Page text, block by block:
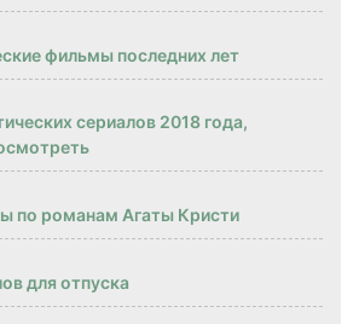
фильмы последних лет
сериалов 2018 года,
по романам Агаты Кристи
для отпуска